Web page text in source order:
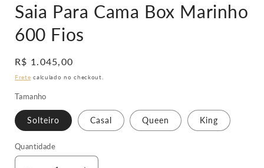
1
na
modal
Saia Para Cama Box Marinho
600 Fios
Preço
normal
R$ 1.045,00
Frete calculado no checkout.
Tamanho
Solteiro Casal Queen King
Quantidade